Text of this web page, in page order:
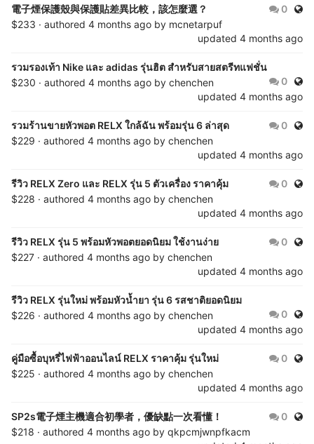
電子煙保護殼與保護貼差異比較，該怎麼選？ 0
$233 · authored 4 months ago by mcnetarpuf
updated 4 months ago
รวมรองเท้า Nike และ adidas รุ่นฮิต สำหรับสายสตรีทแฟชั่น
0
$230 · authored 4 months ago by chenchen
updated 4 months ago
รวมร้านขายหัวพอต RELX ใกล้ฉัน พร้อมรุ่น 6 ล่าสุด 0
$229 · authored 4 months ago by chenchen
updated 4 months ago
รีวิว RELX Zero และ RELX รุ่น 5 ตัวเครื่อง ราคาคุ้ม 0
$228 · authored 4 months ago by chenchen
updated 4 months ago
รีวิว RELX รุ่น 5 พร้อมหัวพอตยอดนิยม ใช้งานง่าย 0
$227 · authored 4 months ago by chenchen
updated 4 months ago
รีวิว RELX รุ่นใหม่ พร้อมหัวน้ำยา รุ่น 6 รสชาติยอดนิยม
0
$226 · authored 4 months ago by chenchen
updated 4 months ago
คู่มือซื้อบุหรี่ไฟฟ้าออนไลน์ RELX ราคาคุ้ม รุ่นใหม่ 0
$225 · authored 4 months ago by chenchen
updated 4 months ago
SP2s電子煙主機適合初學者，優缺點一次看懂！ 0
$218 · authored 4 months ago by qkpcmjwnpfkacm